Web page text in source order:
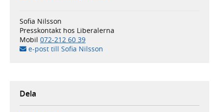
Sofia Nilsson
Presskontakt hos Liberalerna
Mobil 072-212 60 39
e-post till Sofia Nilsson
Dela